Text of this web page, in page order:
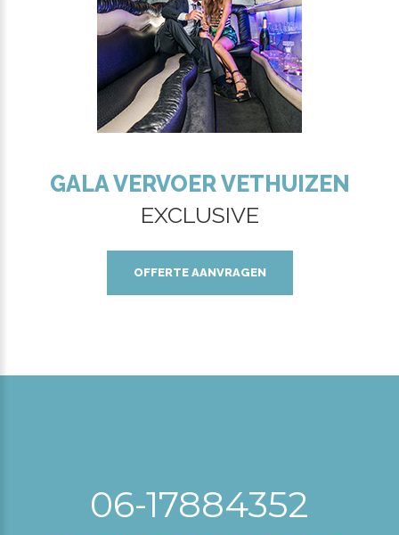
GALA VERVOER VETHUIZEN
EXCLUSIVE
OFFERTE AANVRAGEN
06-17884352